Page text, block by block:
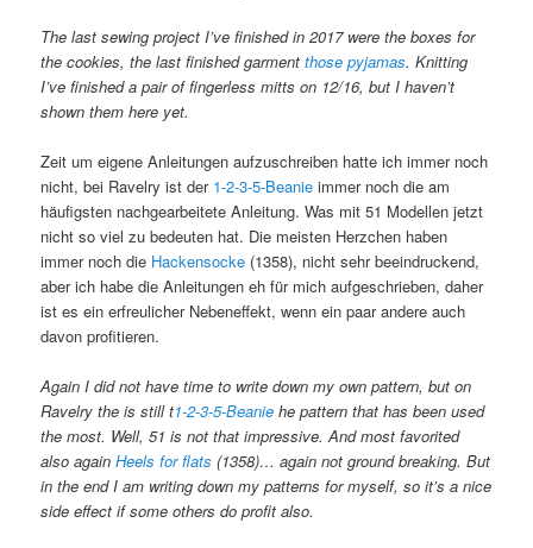
The last sewing project I’ve finished in 2017 were the boxes for
the cookies, the last finished garmentthose pyjamas. Knitting
I’ve finished a pair of fingerless mitts on 12/16, but I haven’t
shown them here yet.
Zeit um eigene Anleitungen aufzuschreiben hatte ich immer noch
nicht, bei Ravelry ist der 1-2-3-5-Beanie immer noch die am
häufigsten nachgearbeitete Anleitung. Was mit 51 Modellen jetzt
nicht so viel zu bedeuten hat. Die meisten Herzchen haben
immer noch die Hackensocke (1358), nicht sehr beeindruckend,
aber ich habe die Anleitungen eh für mich aufgeschrieben, daher
ist es ein erfreulicher Nebeneffekt, wenn ein paar andere auch
davon profitieren.
Again I did not have time to write down my own pattern, but on
Ravelry the is still t1-2-3-5-Beanie he pattern that has been used
the most. Well, 51 is not that impressive. And most favorited
also againHeels for flats (1358)… again not ground breaking. But
in the end I am writing down my patterns for myself, so it’s a nice
side effect if some others do profit also.